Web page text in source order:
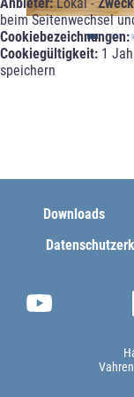
beim Seitenwechsel
Cookiebezeichnungen:
Cookiegültigkeit: 1
speichern
Downloads